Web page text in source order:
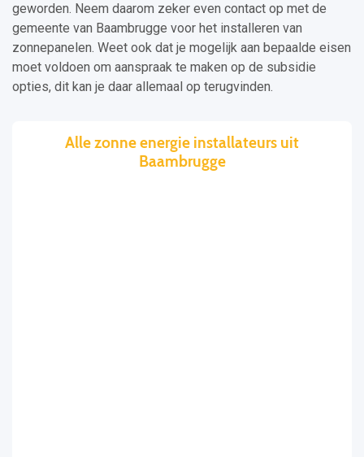
geworden. Neem daarom zeker even contact op met de
gemeente van Baambrugge voor het installeren van
zonnepanelen. Weet ook dat je mogelijk aan bepaalde eisen
moet voldoen om aanspraak te maken op de subsidie
opties, dit kan je daar allemaal op terugvinden.
Alle zonne energie installateurs uit
Baambrugge